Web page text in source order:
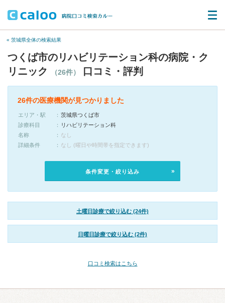
« 茨城県全体の検索結果
つくば市のリハビリテーション科の病院・ク
リニック
（26件） 口コミ・評判
26件の医療機関が見つかりました
エリア・駅
茨城県つくば市
診療科目
リハビリテーション科
名称
なし
詳細条件
なし (曜日や時間帯を指定できます)
条件変更・絞り込み
土曜日診療で絞り込む (24件)
日曜日診療で絞り込む (2件)
口コミ検索はこちら